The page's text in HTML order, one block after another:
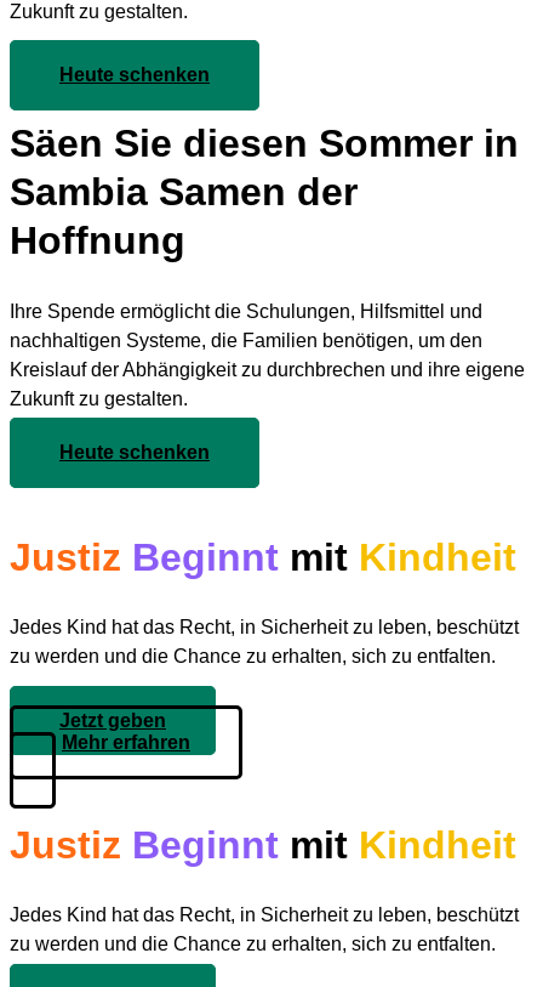
Zukunft zu gestalten.
Heute schenken
Säen Sie diesen Sommer in
Sambia Samen der
Hoffnung
Ihre Spende ermöglicht die Schulungen, Hilfsmittel und
nachhaltigen Systeme, die Familien benötigen, um den
Kreislauf der Abhängigkeit zu durchbrechen und ihre eigene
Zukunft zu gestalten.
Heute schenken
Justiz Beginnt mit Kindheit
Jedes Kind hat das Recht, in Sicherheit zu leben, beschützt
zu werden und die Chance zu erhalten, sich zu entfalten.
Jetzt geben
Mehr erfahren
Justiz Beginnt mit Kindheit
Jedes Kind hat das Recht, in Sicherheit zu leben, beschützt
zu werden und die Chance zu erhalten, sich zu entfalten.